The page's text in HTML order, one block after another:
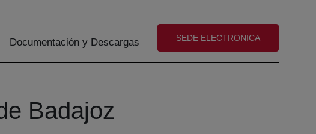
Documentación y Descargas (abre en nueva ventana)
SEDE ELECTRONICA
Badajoz